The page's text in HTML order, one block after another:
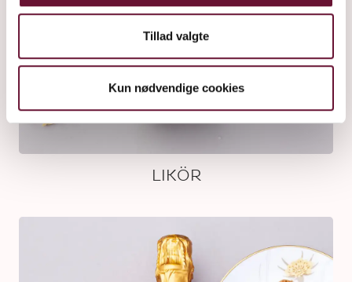
Tillad valgte
Kun nødvendige cookies
LIKÖR